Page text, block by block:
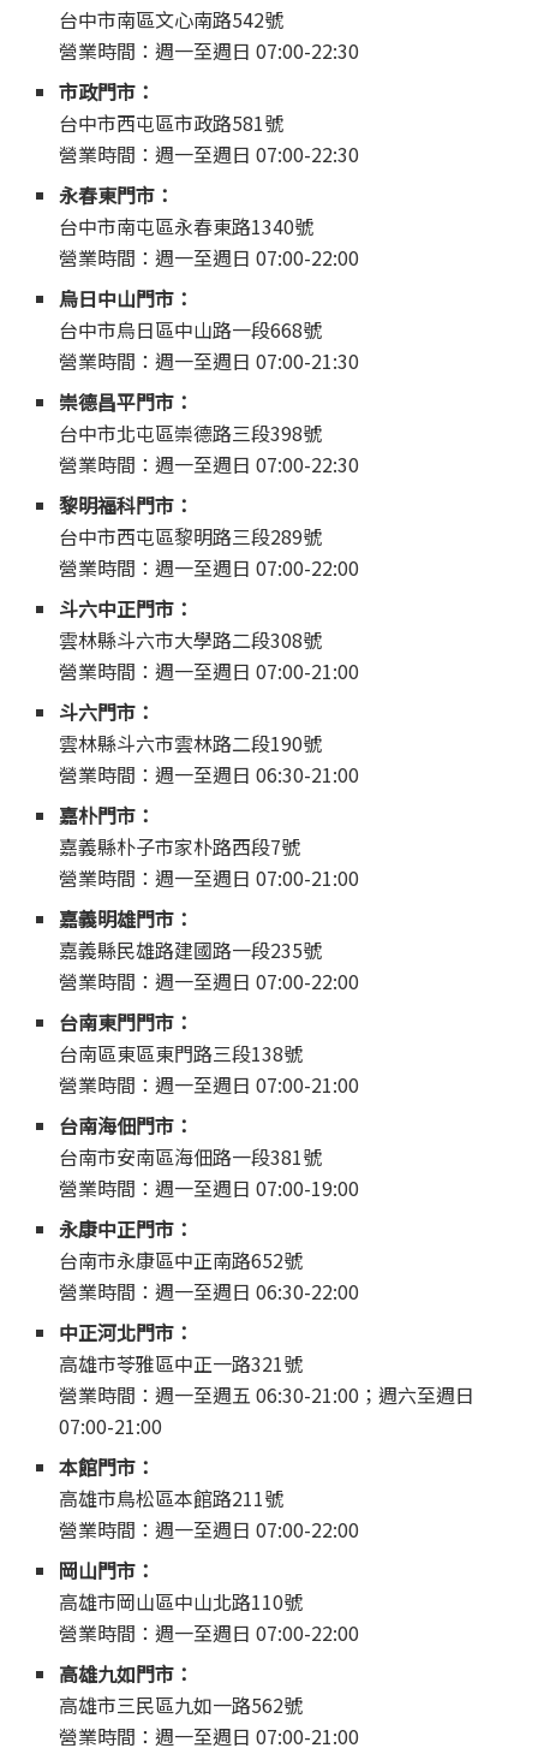
台中市南區文心南路542號
營業時間：週一至週日 07:00-22:30
市政門市：
台中市西屯區市政路581號
營業時間：週一至週日 07:00-22:30
永春東門市：
台中市南屯區永春東路1340號
營業時間：週一至週日 07:00-22:00
烏日中山門市：
台中市烏日區中山路一段668號
營業時間：週一至週日 07:00-21:30
崇德昌平門市：
台中市北屯區崇德路三段398號
營業時間：週一至週日 07:00-22:30
黎明福科門市：
台中市西屯區黎明路三段289號
營業時間：週一至週日 07:00-22:00
斗六中正門市：
雲林縣斗六市大學路二段308號
營業時間：週一至週日 07:00-21:00
斗六門市：
雲林縣斗六市雲林路二段190號
營業時間：週一至週日 06:30-21:00
嘉朴門市：
嘉義縣朴子市家朴路西段7號
營業時間：週一至週日 07:00-21:00
嘉義明雄門市：
嘉義縣民雄路建國路一段235號
營業時間：週一至週日 07:00-22:00
台南東門門市：
台南區東區東門路三段138號
營業時間：週一至週日 07:00-21:00
台南海佃門市：
台南市安南區海佃路一段381號
營業時間：週一至週日 07:00-19:00
永康中正門市：
台南市永康區中正南路652號
營業時間：週一至週日 06:30-22:00
中正河北門市：
高雄市苓雅區中正一路321號
營業時間：週一至週五 06:30-21:00；週六至週日
07:00-21:00
本館門市：
高雄市鳥松區本館路211號
營業時間：週一至週日 07:00-22:00
岡山門市：
高雄市岡山區中山北路110號
營業時間：週一至週日 07:00-22:00
高雄九如門市：
高雄市三民區九如一路562號
營業時間：週一至週日 07:00-21:00